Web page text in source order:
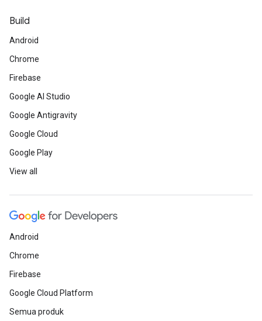
Build
Android
Chrome
Firebase
Google AI Studio
Google Antigravity
Google Cloud
Google Play
View all
Android
Chrome
Firebase
Google Cloud Platform
Semua produk